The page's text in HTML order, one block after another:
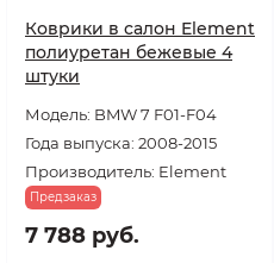
Коврики в салон Element
полиуретан бежевые 4
штуки
Модель: BMW 7 F01-F04
Года выпуска: 2008-2015
Производитель: Element
Предзаказ
7 788 руб.